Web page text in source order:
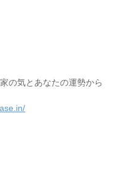
の気とあなたの運勢から